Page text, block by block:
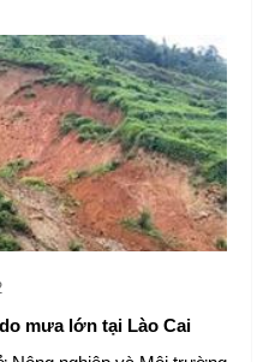
mưa lớn tại Lào Cai